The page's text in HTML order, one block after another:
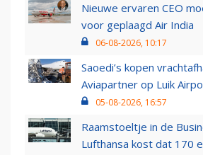
Nieuwe ervaren CEO
voor geplaagd Air India
06-08-2026, 10:17
Saoedi’s kopen
Aviapartner op Luik
05-08-2026, 16:57
Raamstoeltje in de
Lufthansa kost dat 170